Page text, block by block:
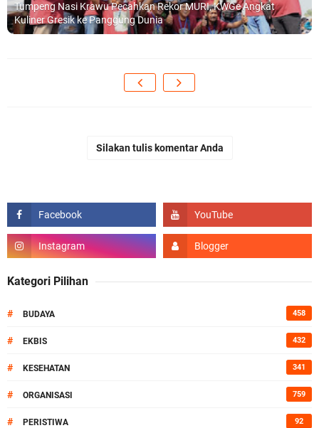
Tumpeng Nasi Krawu Pecahkan Rekor MURI, KWGe Angkat
Kuliner Gresik ke Panggung Dunia
Silakan tulis komentar Anda
Kategori Pilihan
# BUDAYA 458
# EKBIS 432
# KESEHATAN 341
# ORGANISASI 759
# PERISTIWA 92